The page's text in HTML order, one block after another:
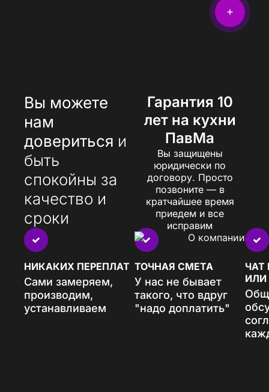
Вы можете
нам
довериться и
быть
спокойны за
качество и
сроки
НИКАКИХ ПЕРЕПЛАТ
Сами замеряем,
производим,
устанавливаем
ТОЧНАЯ СМЕТА
У нас не бывает
такого, что вдруг
"надо доплатить"
ЧАТ
ИЛИ
Гарантия 10
лет на кухни
ПавМа
Вы защищены
юридически по
договору. Просто
позвоните — в
кратчайшее время
приедем и все
исправим